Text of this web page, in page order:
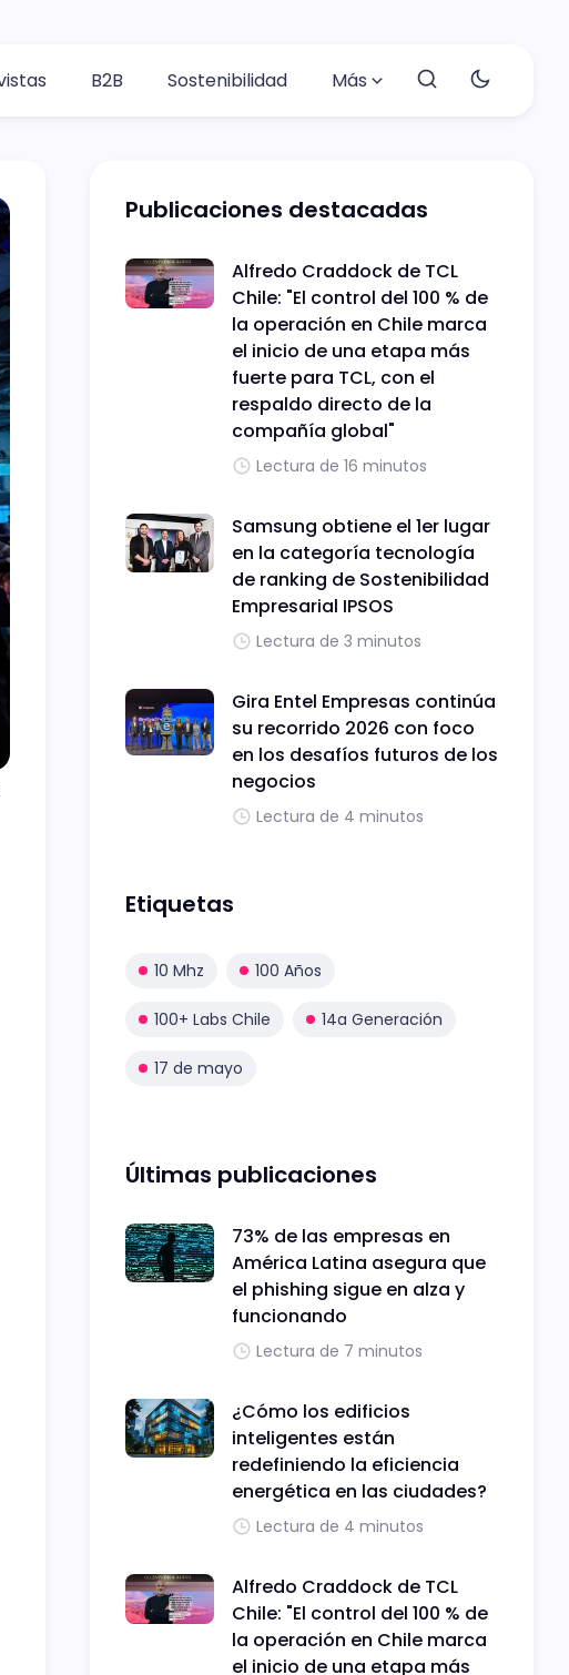
B2B Sostenibilidad Más
Publicaciones destacadas
Alfredo Craddock de TCL
Chile: "El control del 100 % de
la operación en Chile marca
el inicio de una etapa más
fuerte para TCL, con el
respaldo directo de la
compañía global"
Lectura de 16 minutos
Samsung obtiene el 1er lugar
en la categoría tecnología
de ranking de Sostenibilidad
Empresarial IPSOS
Lectura de 3 minutos
Gira Entel Empresas continúa
su recorrido 2026 con foco
en los desafíos futuros de los
negocios
Lectura de 4 minutos
Etiquetas
10 Mhz 100 Años
100+ Labs Chile 14a Generación
17 de mayo
Últimas publicaciones
73% de las empresas en
América Latina asegura que
el phishing sigue en alza y
funcionando
Lectura de 7 minutos
¿Cómo los edificios
inteligentes están
redefiniendo la eficiencia
energética en las ciudades?
Lectura de 4 minutos
Alfredo Craddock de TCL
Chile: "El control del 100 % de
la operación en Chile marca
el inicio de una etapa más